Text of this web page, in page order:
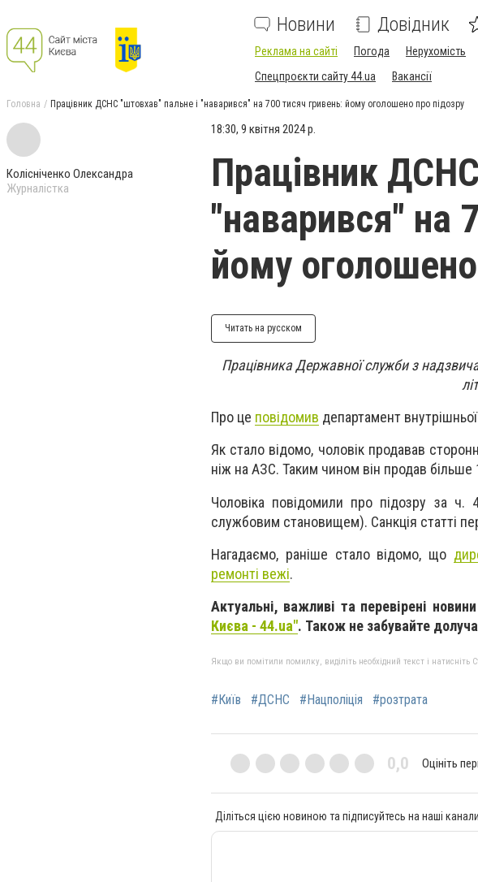
Новини Довідник
Реклама на сайті Погода Нерухомість
Спецпроєкти сайту 44.ua
Вакансії
Головна Працівник ДСНС "штовхав" пальне і "наварився" на 700 тисяч гривень: йому оголошено про підозру
Колісніченко Олександра
Журналістка
18:30, 9 квітня 2024 р.
Працівник
"наварився" на
йому
Читать на русском
Працівника Державної служби з
Про це повідомив департамент
Як стало відомо, чоловік продавав
ніж на АЗС. Таким чином він продав
Чоловіка повідомили про підозру за
службовим становищем). Санкція статті
Нагадаємо, раніше стало відомо, що
ремонті вежі.
Актуальні, важливі та перевірені
Києва - 44.ua". Також не забувайте
Якщо ви помітили помилку, виділіть необхідний текст і натисніть
#Київ #ДСНС #Нацполіція #розтрата
0,0 Оцініть
Діліться цією новиною та підписуйтесь на наші канали